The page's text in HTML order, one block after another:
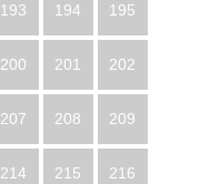
193 194 195
200 201 202
207 208 209
214 215 216